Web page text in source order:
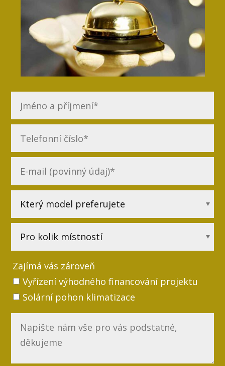
Zajímá vás zároveň
Vyřízení výhodného financování projektu
Solární pohon klimatizace